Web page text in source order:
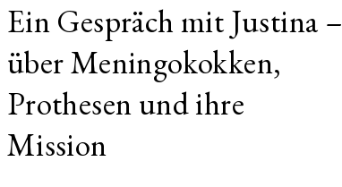
Ein Gespräch mit Justina –
über Meningokokken,
Prothesen und ihre
Mission